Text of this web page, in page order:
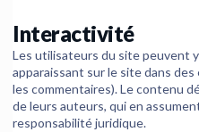
Interactivité
Les utilisateurs du site peuvent
apparaissant sur le site dans
les commentaires). Le contenu
de leurs auteurs, qui en
responsabilité juridique.